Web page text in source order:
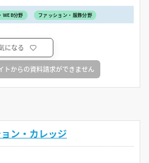
WEB分野 ファッション・服飾分野
になる
トからの資料請求ができません
ン・カレッジ